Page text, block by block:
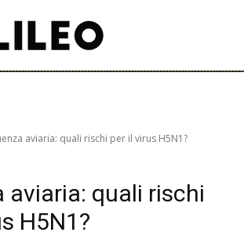
aviaria: quali rischi per il virus H5N1?
aviaria: quali rischi
H5N1?